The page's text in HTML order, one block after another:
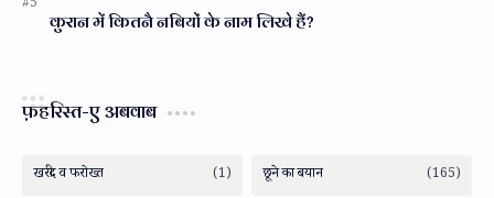
कुरान में कितनै नबियों के नाम लिखे हैं?
फ़हरिस्त-ए अबवाब